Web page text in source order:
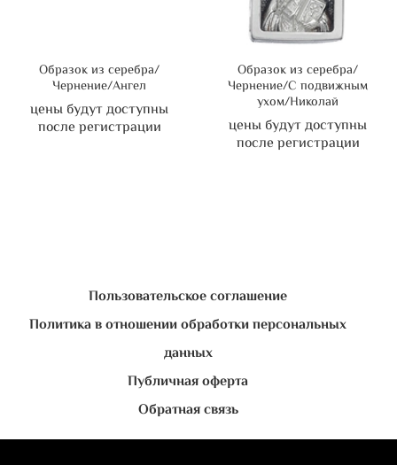
Образок из серебра/
Чернение/Ангел
цены будут доступны
после регистрации
Образок из серебра/
Чернение/С подвижным
ухом/Николай
цены будут доступны
после регистрации
Пользовательское соглашение
Политика в отношении обработки персональных
данных
Публичная оферта
Обратная связь